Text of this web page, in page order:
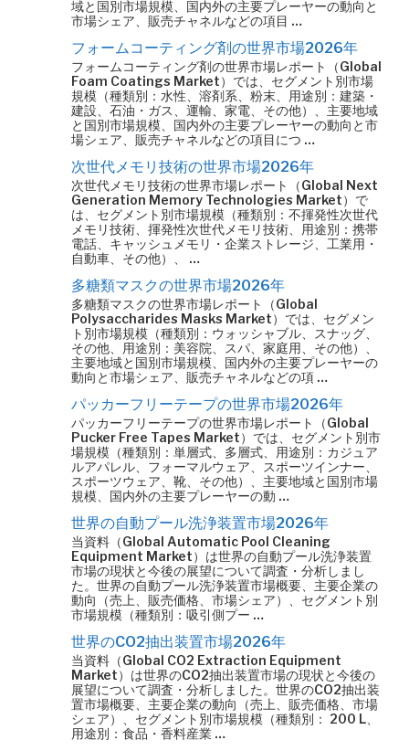
域と国別市場規模、国内外の主要プレーヤーの動向と
市場シェア、販売チャネルなどの項目 …
フォームコーティング剤の世界市場2026年
フォームコーティング剤の世界市場レポート（Global
Foam Coatings Market）では、セグメント別市場
規模（種類別：水性、溶剤系、粉末、用途別：建築・
建設、石油・ガス、運輸、家電、その他）、主要地域
と国別市場規模、国内外の主要プレーヤーの動向と市
場シェア、販売チャネルなどの項目につ …
次世代メモリ技術の世界市場2026年
次世代メモリ技術の世界市場レポート（Global Next
Generation Memory Technologies Market）で
は、セグメント別市場規模（種類別：不揮発性次世代
メモリ技術、揮発性次世代メモリ技術、用途別：携帯
電話、キャッシュメモリ・企業ストレージ、工業用・
自動車、その他）、 …
多糖類マスクの世界市場2026年
多糖類マスクの世界市場レポート（Global
Polysaccharides Masks Market）では、セグメン
ト別市場規模（種類別：ウォッシャブル、スナッグ、
その他、用途別：美容院、スパ、家庭用、その他）、
主要地域と国別市場規模、国内外の主要プレーヤーの
動向と市場シェア、販売チャネルなどの項 …
パッカーフリーテープの世界市場2026年
パッカーフリーテープの世界市場レポート（Global
Pucker Free Tapes Market）では、セグメント別市
場規模（種類別：単層式、多層式、用途別：カジュア
ルアパレル、フォーマルウェア、スポーツインナー、
スポーツウェア、靴、その他）、主要地域と国別市場
規模、国内外の主要プレーヤーの動 …
世界の自動プール洗浄装置市場2026年
当資料（Global Automatic Pool Cleaning
Equipment Market）は世界の自動プール洗浄装置
市場の現状と今後の展望について調査・分析しまし
た。世界の自動プール洗浄装置市場概要、主要企業の
動向（売上、販売価格、市場シェア）、セグメント別
市場規模（種類別：吸引側プー …
世界のCO2抽出装置市場2026年
当資料（Global CO2 Extraction Equipment
Market）は世界のCO2抽出装置市場の現状と今後の
展望について調査・分析しました。世界のCO2抽出装
置市場概要、主要企業の動向（売上、販売価格、市場
シェア）、セグメント別市場規模（種類別： 200 L、
用途別：食品・香料産業 …